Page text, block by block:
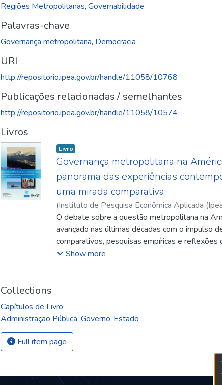
Regiões Metropolitanas, Governabilidade
Palavras-chave
Governança metropolitana, Democracia
URI
http://repositorio.ipea.gov.br/handle/11058/10768
Publicações relacionadas / semelhantes
http://repositorio.ipea.gov.br/handle/11058/10574
Livros
Livro
Governança metropolitana na
panorama das experiências
uma mirada comparativa
(Instituto de Pesquisa Econômica Aplicada
Marco Aurélio;Lui, Lizandro;Rebello, Sara
O debate sobre a questão metropolitana na
avançado nas últimas décadas com o impulso
comparativos, pesquisas empíricas e reflexões
conformação e os desafios dos aglomerados
Cooperação em Políticas Públicas para o
firmado entre a Comissão Econômica para a
Caribe (Cepal) e o Ipea para o período 2017-
Show more
Collections
Capítulos de Livro
Administração Pública. Governo. Estado
Full item page